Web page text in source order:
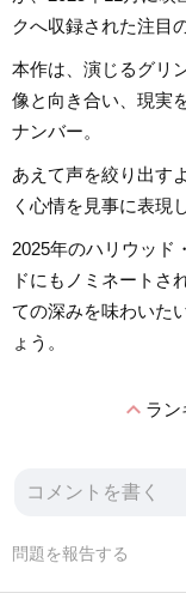
クへ収録された注目
本作は、演じるグリ
像と向き合い、現実
ナンバー。
あえて声を絞り出す
く心情を見事に表現
2025年のハリウッド
ドにもノミネートさ
ての深みを味わいた
ょう。
expand_lessラン
問題を報告する